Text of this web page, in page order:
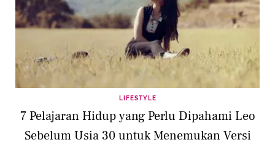
LIFESTYLE
7 Pelajaran Hidup yang Perlu Dipahami Leo
Sebelum Usia 30 untuk Menemukan Versi